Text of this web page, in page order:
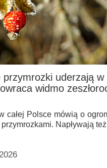
przymrozki uderzają w
widmo
całej Polsce mówią o
Napływają